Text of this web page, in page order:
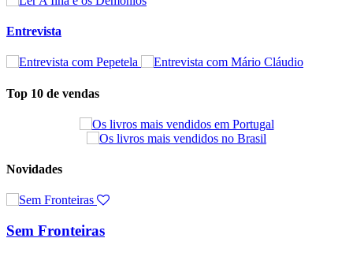
Entrevista
Top 10 de vendas
Novidades
Sem Fronteiras